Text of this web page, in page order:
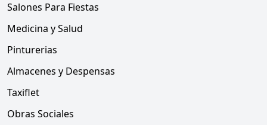
Salones Para Fiestas
Medicina y Salud
Pinturerias
Almacenes y Despensas
Taxiflet
Obras Sociales